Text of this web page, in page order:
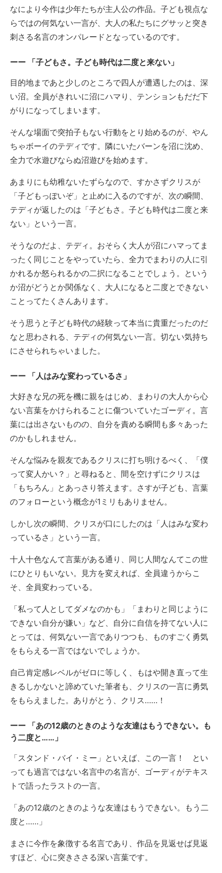
なにより今作は少年たちが主人公の作品。子ども視点な
らではの何気ない一言が、大人の私たちにグサッと突き
刺さる名言のオンパレードとなっているのです。
「子どもさ。子ども時代は二度と来ない」
目的地まであと少しのところで四人が遭遇したのは、深
い沼。全員がきれいに沼にハマり、テンションもだだ下
がりになってしまいます。
そんな場面で突拍子もない行動をとり始めるのが、やん
ちゃボーイのテディです。隣にいたバーンを沼に沈め、
全力で水遊びならぬ沼遊びを始めます。
あまりにも幼稚ないたずらなので、すかさずクリスが
「子どもっぽいぞ」と止めに入るのですが、次の瞬間、
テディが返したのは「子どもさ。子ども時代は二度と来
ない」という一言。
そうなのだよ、テディ。おそらく大人が沼にハマってま
ったく同じことをやっていたら、全力でまわりの人に引
かれるか怒られるかの二択になることでしょう。という
か沼がどうとか関係なく、大人になると二度とできない
ことってたくさんあります。
そう思うと子ども時代の経験って本当に貴重だったのだ
なと思わされる、テディの何気ない一言。切ない気持ち
にさせられちゃいました。
「人はみな変わっているさ」
大好きな兄の死を機に親をはじめ、まわりの大人から心
ない言葉をかけられることに傷ついていたゴーディ。言
葉には出さないものの、自分を責める瞬間も多々あった
のかもしれません。
そんな悩みを親友であるクリスに打ち明けるべく、「僕
って変人かい？」と尋ねると、間を空けずにクリスは
「もちろん」とあっさり答えます。さすが子ども、言葉
のフォローという概念が1ミリもありません。
しかし次の瞬間、クリスが口にしたのは「人はみな変わ
っているさ」という一言。
十人十色なんて言葉がある通り、同じ人間なんてこの世
にひとりもいない。見方を変えれば、全員違うからこ
そ、全員変わっている。
「私って人としてダメなのかも」「まわりと同じように
できない自分が嫌い」など、自分に自信を持てない人に
とっては、何気ない一言でありつつも、ものすごく勇気
をもらえる一言ではないでしょうか。
自己肯定感レベルがゼロに等しく、もはや開き直って生
きるしかないと諦めていた筆者も、クリスの一言に勇気
をもらえました。ありがとう、クリス……！
「あの12歳のときのような友達はもうできない。も
う二度と……」
「スタンド・バイ・ミー」といえば、この一言！ とい
っても過言ではない名言中の名言が、ゴーディがテキス
トで語ったラストの一言。
「あの12歳のときのような友達はもうできない。もう二
度と……」
まさに今作を象徴する名言であり、作品を見返せば見返
すほど、心に突きささる深い言葉です。